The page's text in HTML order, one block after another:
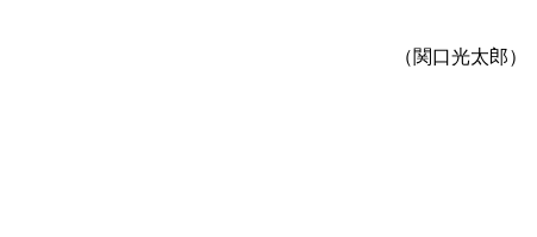
（関口光太郎）